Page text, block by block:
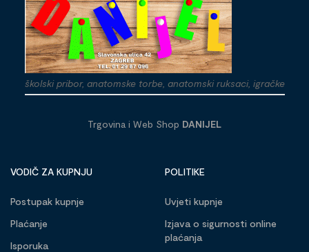
školski pribor, anatomske torbe, anatomski ruksaci, igračke
Trgovina i Web Shop DANIJEL
VODIČ ZA KUPNJU
Postupak kupnje
Plaćanje
Isporuka
POLITIKE
Uvjeti kupnje
Izjava o sigurnosti online
plaćanja